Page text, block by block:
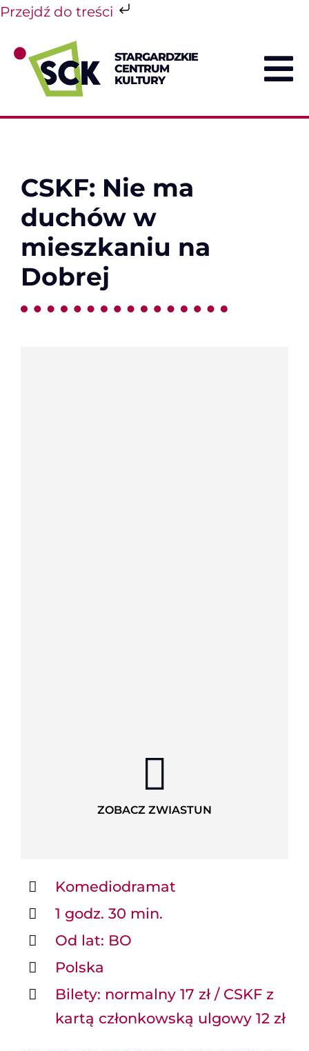
Przejdź do treści
do
zawartości
STARGARDZKIE
CENTRUM
KULTURY
CSKF: Nie ma
duchów w
mieszkaniu na
Dobrej
ZOBACZ ZWIASTUN
Komediodramat
1 godz. 30 min.
Od lat: BO
Polska
Bilety: normalny 17 zł / CSKF z
kartą członkowską ulgowy 12 zł